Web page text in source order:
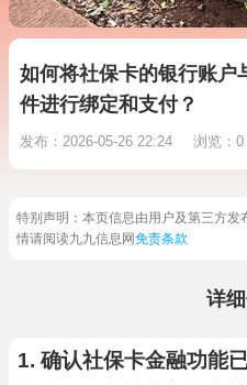
如何将社保卡的银行账户
件进行绑定和支付？
发布：2026-05-26 22:24 浏览：0
特别声明：本页信息由用户及第三方
情请阅读九九信息网免责条款
详
1. 确认社保卡金融功能